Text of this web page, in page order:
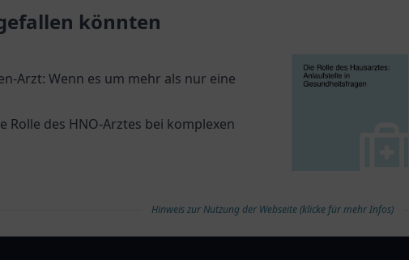
könnten
Arzt: Wenn es um mehr als nur eine
Rolle des HNO-Arztes bei komplexen
Hinweis zur Nutzung der Webseite (klicke für mehr Infos)